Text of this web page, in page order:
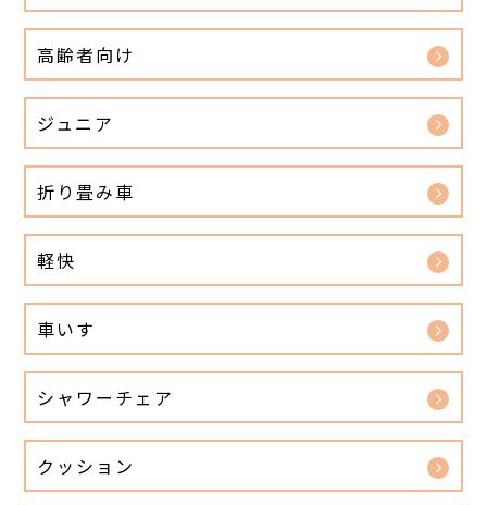
高齢者向け
ジュニア
折り畳み車
軽快
車いす
シャワーチェア
クッション